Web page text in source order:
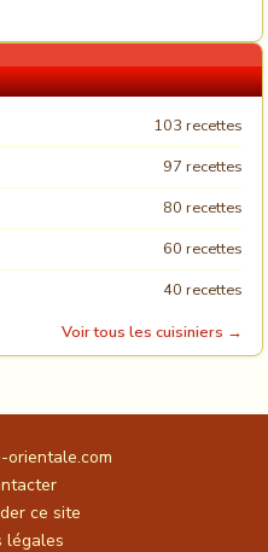
103 recettes
97 recettes
80 recettes
60 recettes
40 recettes
Voir tous les cuisiniers →
orientale.com
ce site
légales